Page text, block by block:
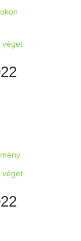
véget
véget